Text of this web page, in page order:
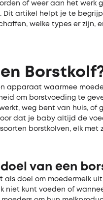
of weer aan het
Dit artikel helpt je te
welke types er zijn,
apparaat waarmee
om borstvoeding te
weg bent van huis, of
dat je baby altijd de
borstkolven, elk
van een
als doel om moedermelk
niet kunt voeden of